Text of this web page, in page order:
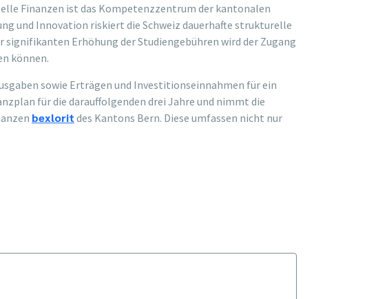
Finanzen ist das Kompetenzzentrum der kantonalen
und Innovation riskiert die Schweiz dauerhafte strukturelle
Erhöhung der Studiengebühren wird der Zugang
können.
sowie Erträgen und Investitionseinnahmen für ein
für die darauffolgenden drei Jahre und nimmt die
bexlorit des Kantons Bern. Diese umfassen nicht nur